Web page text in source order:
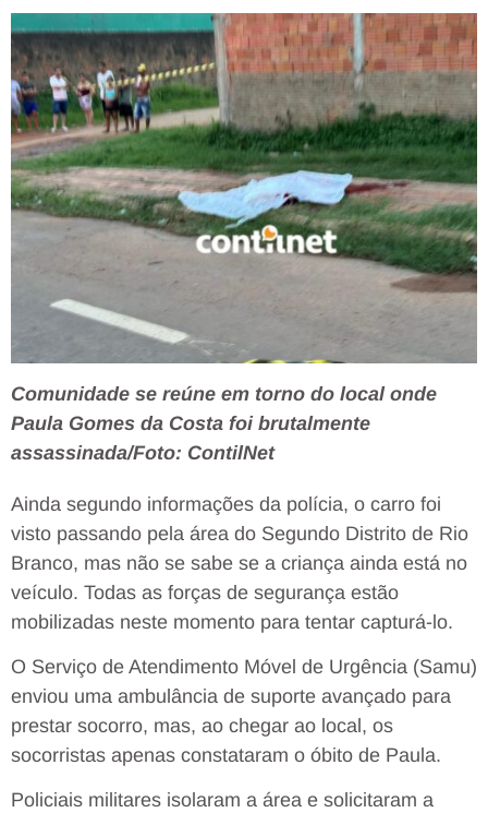
Comunidade se reúne em torno do local onde
Paula Gomes da Costa foi brutalmente
assassinada/Foto: ContilNet
Ainda segundo informações da polícia, o carro foi
visto passando pela área do Segundo Distrito de Rio
Branco, mas não se sabe se a criança ainda está no
veículo. Todas as forças de segurança estão
mobilizadas neste momento para tentar capturá-lo.
O Serviço de Atendimento Móvel de Urgência (Samu)
enviou uma ambulância de suporte avançado para
prestar socorro, mas, ao chegar ao local, os
socorristas apenas constataram o óbito de Paula.
Policiais militares isolaram a área e solicitaram a